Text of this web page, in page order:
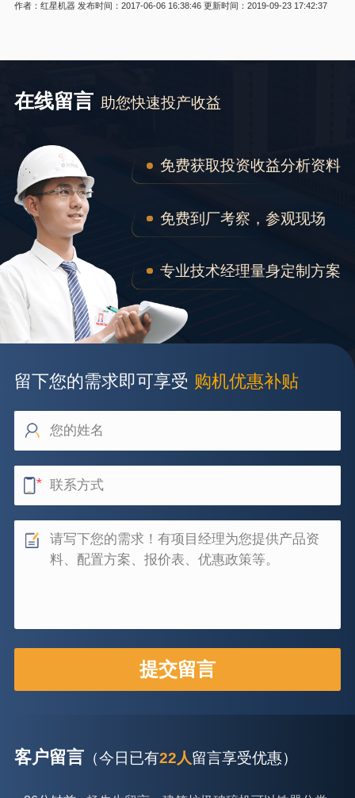
作者：红星机器 发布时间：2017-06-06 16:38:46 更新时间：2019-09-23 17:42:37
在线留言 助您快速投产收益
免费获取投资收益分析资料
免费到厂考察，参观现场
专业技术经理量身定制方案
留下您的需求即可享受 购机优惠补贴
客户留言（今日已有22人留言享受优惠）